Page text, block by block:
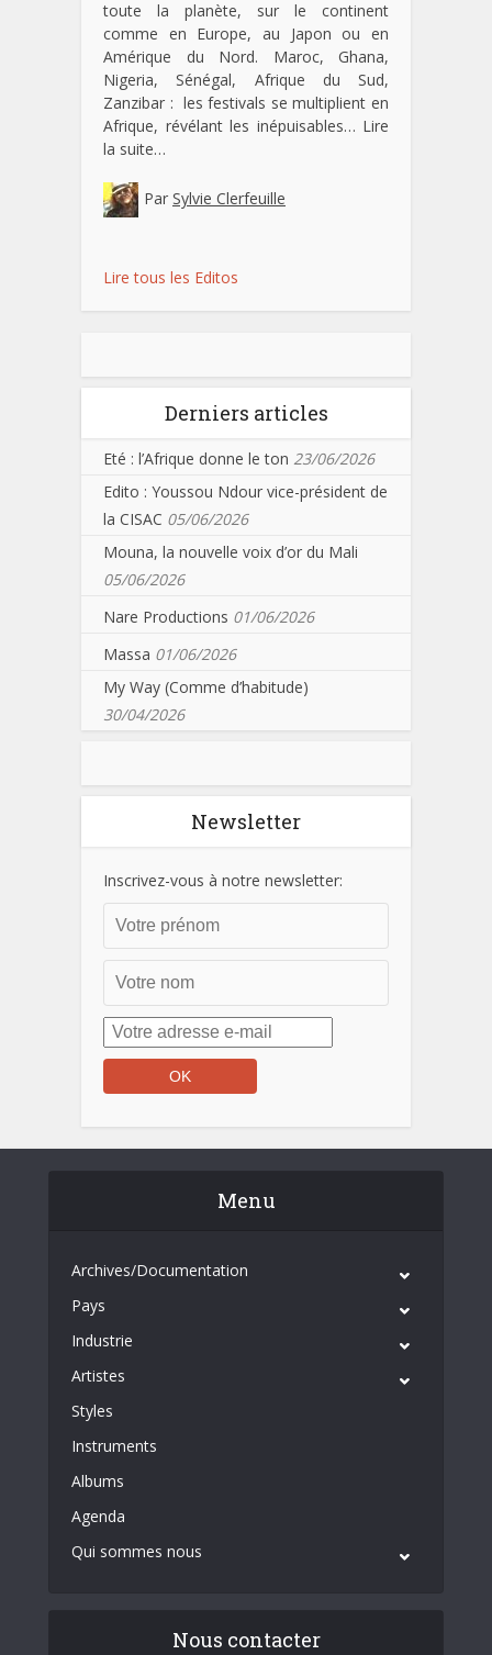
toute la planète, sur le continent
comme en Europe, au Japon ou en
Amérique du Nord. Maroc, Ghana,
Nigeria, Sénégal, Afrique du Sud,
Zanzibar : les festivals se multiplient en
Afrique, révélant les inépuisables… Lire
la suite…
Par Sylvie Clerfeuille
Lire tous les Editos
Derniers articles
Eté : l’Afrique donne le ton 23/06/2026
Edito : Youssou Ndour vice-président de
la CISAC 05/06/2026
Mouna, la nouvelle voix d’or du Mali
05/06/2026
Nare Productions 01/06/2026
Massa 01/06/2026
My Way (Comme d’habitude)
30/04/2026
Newsletter
Inscrivez-vous à notre newsletter:
Menu
Archives/Documentation
Pays
Industrie
Artistes
Styles
Instruments
Albums
Agenda
Qui sommes nous
Nous contacter